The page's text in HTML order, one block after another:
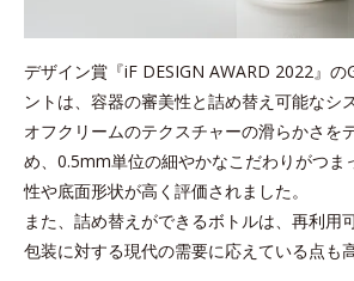
デザイン賞『iF DESIGN AWARD 2022』の
ントは、容器の審美性と詰め替え可能なシ
オフクリームのテクスチャーの滑らかさを
め、 0.5mm単位の細やかなこだわりがつま
性や底面形状が高く評価されました。
また、詰め替えができるボトルは、再利用
包装に対する現代の需要に応えている点も